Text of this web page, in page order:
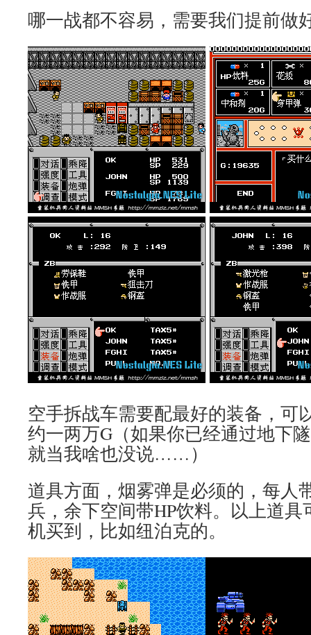
哪一战都不容易，需要我们提前做
空手拆战车需要配最好的装备，可
约一两万G（如果你已经通过地下
就当我啥也没说……）
道具方面，烟雾弹是必须的，每人
兵，余下空间带HP饮料。以上道
机买到，比如纽泊克的。